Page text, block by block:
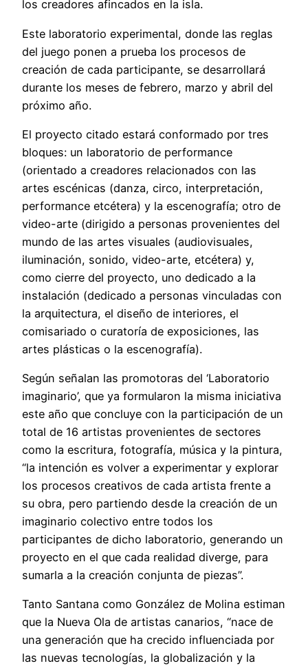
los creadores afincados en la isla.
Este laboratorio experimental, donde las reglas
del juego ponen a prueba los procesos de
creación de cada participante, se desarrollará
durante los meses de febrero, marzo y abril del
próximo año.
El proyecto citado estará conformado por tres
bloques: un laboratorio de performance
(orientado a creadores relacionados con las
artes escénicas (danza, circo, interpretación,
performance etcétera) y la escenografía; otro de
video-arte (dirigido a personas provenientes del
mundo de las artes visuales (audiovisuales,
iluminación, sonido, video-arte, etcétera) y,
como cierre del proyecto, uno dedicado a la
instalación (dedicado a personas vinculadas con
la arquitectura, el diseño de interiores, el
comisariado o curatoría de exposiciones, las
artes plásticas o la escenografía).
Según señalan las promotoras del ‘Laboratorio
imaginario’, que ya formularon la misma iniciativa
este año que concluye con la participación de un
total de 16 artistas provenientes de sectores
como la escritura, fotografía, música y la pintura,
“la intención es volver a experimentar y explorar
los procesos creativos de cada artista frente a
su obra, pero partiendo desde la creación de un
imaginario colectivo entre todos los
participantes de dicho laboratorio, generando un
proyecto en el que cada realidad diverge, para
sumarla a la creación conjunta de piezas”.
Tanto Santana como González de Molina estiman
que la Nueva Ola de artistas canarios, “nace de
una generación que ha crecido influenciada por
las nuevas tecnologías, la globalización y la